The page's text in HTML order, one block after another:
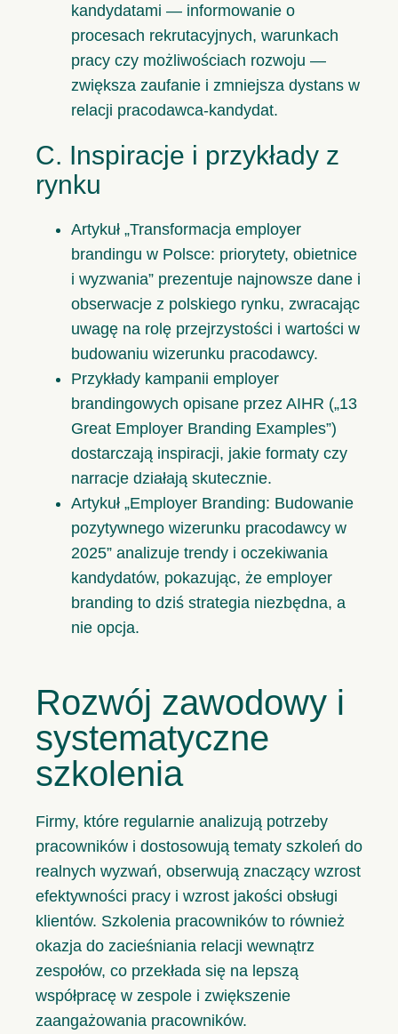
kandydatami — informowanie o
procesach rekrutacyjnych, warunkach
pracy czy możliwościach rozwoju —
zwiększa zaufanie i zmniejsza dystans w
relacji pracodawca‑kandydat.
C. Inspiracje i przykłady z
rynku
Artykuł „Transformacja employer
brandingu w Polsce: priorytety, obietnice
i wyzwania” prezentuje najnowsze dane i
obserwacje z polskiego rynku, zwracając
uwagę na rolę przejrzystości i wartości w
budowaniu wizerunku pracodawcy.
Przykłady kampanii employer
brandingowych opisane przez AIHR („13
Great Employer Branding Examples”)
dostarczają inspiracji, jakie formaty czy
narracje działają skutecznie.
Artykuł „Employer Branding: Budowanie
pozytywnego wizerunku pracodawcy w
2025” analizuje trendy i oczekiwania
kandydatów, pokazując, że employer
branding to dziś strategia niezbędna, a
nie opcja.
Rozwój zawodowy i
systematyczne
szkolenia
Firmy, które regularnie analizują potrzeby
pracowników i dostosowują tematy szkoleń do
realnych wyzwań, obserwują znaczący wzrost
efektywności pracy i wzrost jakości obsługi
klientów. Szkolenia pracowników to również
okazja do zacieśniania relacji wewnątrz
zespołów, co przekłada się na lepszą
współpracę w zespole i zwiększenie
zaangażowania pracowników.